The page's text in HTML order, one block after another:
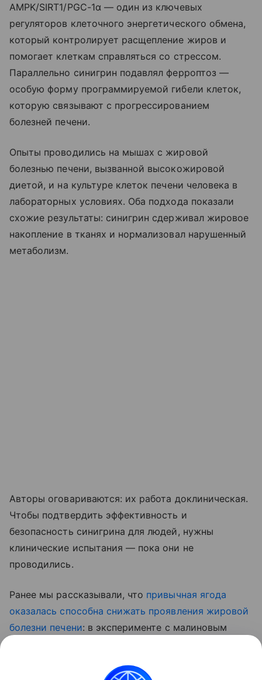
AMPK/SIRT1/PGC-1α — один из ключевых
регуляторов клеточного энергетического обмена,
который контролирует расщепление жиров и
помогает клеткам справляться со стрессом.
Параллельно синигрин подавлял ферроптоз —
особую форму программируемой гибели клеток,
которую связывают с прогрессированием
болезней печени.
Опыты проводились на мышах с жировой
болезнью печени, вызванной высокожировой
диетой, и на культуре клеток печени человека в
лабораторных условиях. Оба подхода показали
схожие результаты: синигрин сдерживал жировое
накопление в тканях и нормализовал нарушенный
метаболизм.
Авторы оговариваются: их работа доклиническая.
Чтобы подтвердить эффективность и
безопасность синигрина для людей, нужны
клинические испытания — пока они не
проводились.
Ранее мы рассказывали, что привычная ягода
оказалась способна снижать проявления жировой
болезни печени: в эксперименте с малиновым